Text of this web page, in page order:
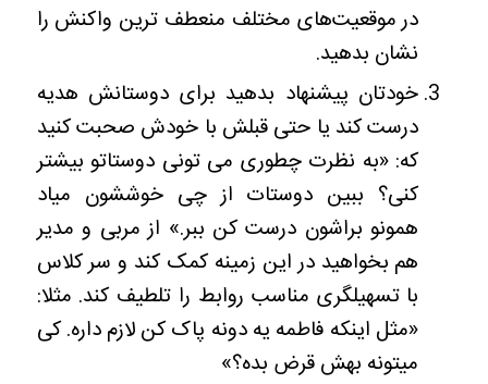
در موقعیت‌های مختلف منعطف ترین واکنش را
نشان بدهید.
خودتان پیشنهاد بدهید برای دوستانش هدیه
درست کند یا حتی قبلش با خودش صحبت کنید
که: «به نظرت چطوری می تونی دوستاتو بیشتر
کنی؟ ببین دوستات از چی خوششون میاد
همونو براشون درست کن ببر.» از مربی و مدیر
هم بخواهید در این زمینه کمک کند و سر کلاس
با تسهیلگری مناسب روابط را تلطیف کند. مثلا:
«مثل اینکه فاطمه یه دونه پاک کن لازم داره. کی
میتونه بهش قرض بده؟»